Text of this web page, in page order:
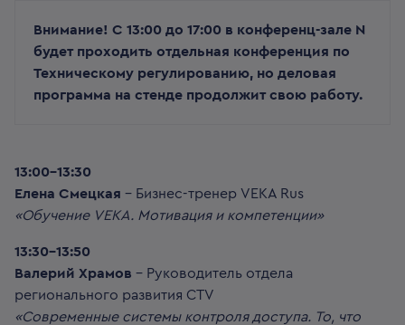
Внимание! С 13:00 до 17:00 в конференц-зале N
будет проходить отдельная конференция по
Техническому регулированию, но деловая
программа на стенде продолжит свою работу.
13:00-13:30
Елена Смецкая – Бизнес-тренер VEKA Rus
«Обучение VEKA. Мотивация и компетенции»
13:30-13:50
Валерий Храмов – Руководитель отдела
регионального развития CTV
«Современные системы контроля доступа. То, что